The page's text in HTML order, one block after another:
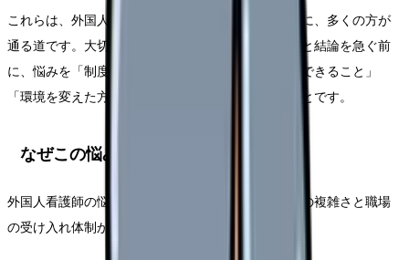
これらは、外国人として異国の医療現場で働くときに、多くの方が
通る道です。大切なのは、感情的に「もう無理だ」と結論を急ぐ前
に、悩みを「制度で確認すべきこと」「職場で改善できること」
「環境を変えた方が早いこと」に分けて整理することです。
なぜこの悩みが生まれるのか
外国人看護師の悩みは、本人の資質より先に、制度の複雑さと職場
の受け入れ体制から説明できます。